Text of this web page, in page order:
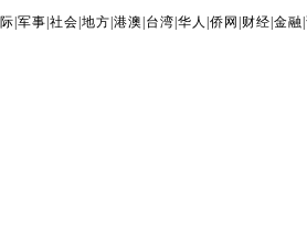
|军事 |社会 |地方 |港澳 台湾 |华人 |侨网 财经 |金融 |